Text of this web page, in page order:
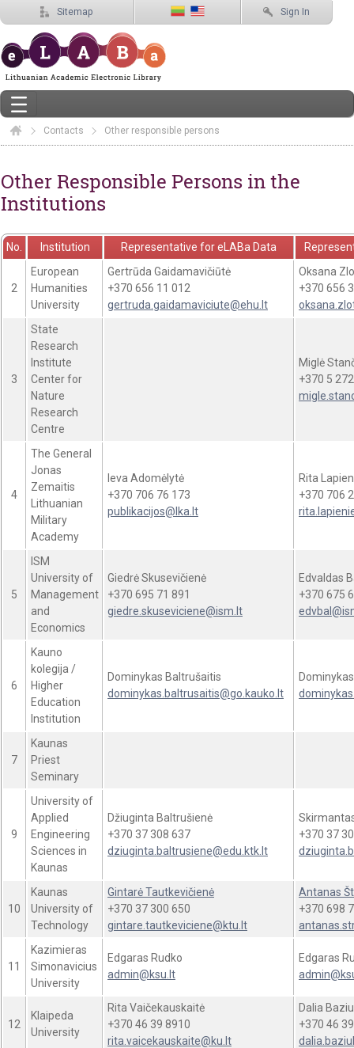
Sitemap Sign In
Elaba
Contacts Other responsible persons
Other Responsible Persons in the
Institutions
No. Institution Representative for eLABa Data
2
European
Humanities
University
Gertrūda Gaidamavičiūtė
+370 656 11 012
gertruda.gaidamaviciute@ehu.lt
Oksana
+370 656
3
State
Research
Institute
Center for
Nature
Research
Centre
Miglė
+370 5
4
The General
Jonas
Zemaitis
Lithuanian
Military
Academy
Ieva Adomėlytė
+370 706 76 173
publikacijos@lka.lt
Rita
+370 706
5
ISM
University of
Management
and
Economics
Giedrė Skusevičienė
+370 695 71 891
giedre.skuseviciene@ism.lt
Edvaldas
+370 675
6
Kauno
kolegija /
Higher
Education
Institution
Dominykas Baltrušaitis
dominykas.baltrusaitis@go.kauko.lt
7
Kaunas
Priest
Seminary
9
University of
Applied
Engineering
Sciences in
Kaunas
Džiuginta Baltrušienė
+370 37 308 637
dziuginta.baltrusiene@edu.ktk.lt
+370 37
10
Kaunas
University of
Technology
Gintarė Tautkevičienė
+370 37 300 650
gintare.tautkeviciene@ktu.lt
Antanas
+370 698
11
Kazimieras
Simonavicius
University
Edgaras Rudko
admin@ksu.lt
Edgaras
12
Klaipeda
University
Rita Vaičekauskaitė
+370 46 39 8910
rita.vaicekauskaite@ku.lt
Dalia
+370 46